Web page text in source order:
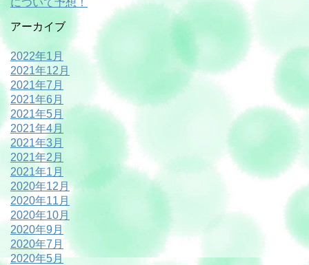
について予想！
アーカイブ
2022年1月
2021年12月
2021年7月
2021年6月
2021年5月
2021年4月
2021年3月
2021年2月
2021年1月
2020年12月
2020年11月
2020年10月
2020年9月
2020年7月
2020年5月